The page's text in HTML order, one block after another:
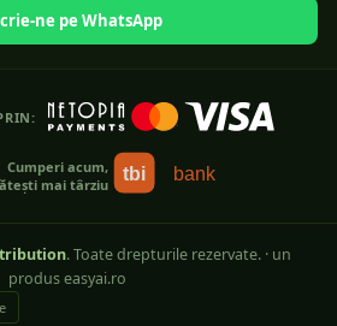
ne pe WhatsApp
Cumperi acum,
mai târziu
tbi bank
. Toate drepturile rezervate. · un
produs easyai.ro